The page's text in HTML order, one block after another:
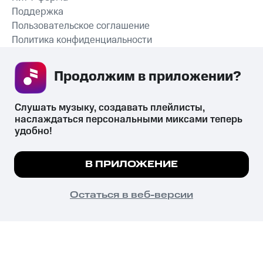
СКАЧАТЬ ПРИЛОЖЕНИЕ
Поддержка
Пользовательское соглашение
Политика конфиденциальности
психотропных веществ, их аналогов причиняет вред здоровью,
их незаконный оборот запрещён и влечёт установленную
законодательством ответственность.
© 2026 ООО «КИОН».
Все права защищены
Мы используем куки, чтобы на сайте все
Подробнее
ПОНЯТНО
Слушать музыку, создавать плейлисты,
наслаждаться персональными миксами теперь
удобно!
В ПРИЛОЖЕНИЕ
Остаться в веб-версии